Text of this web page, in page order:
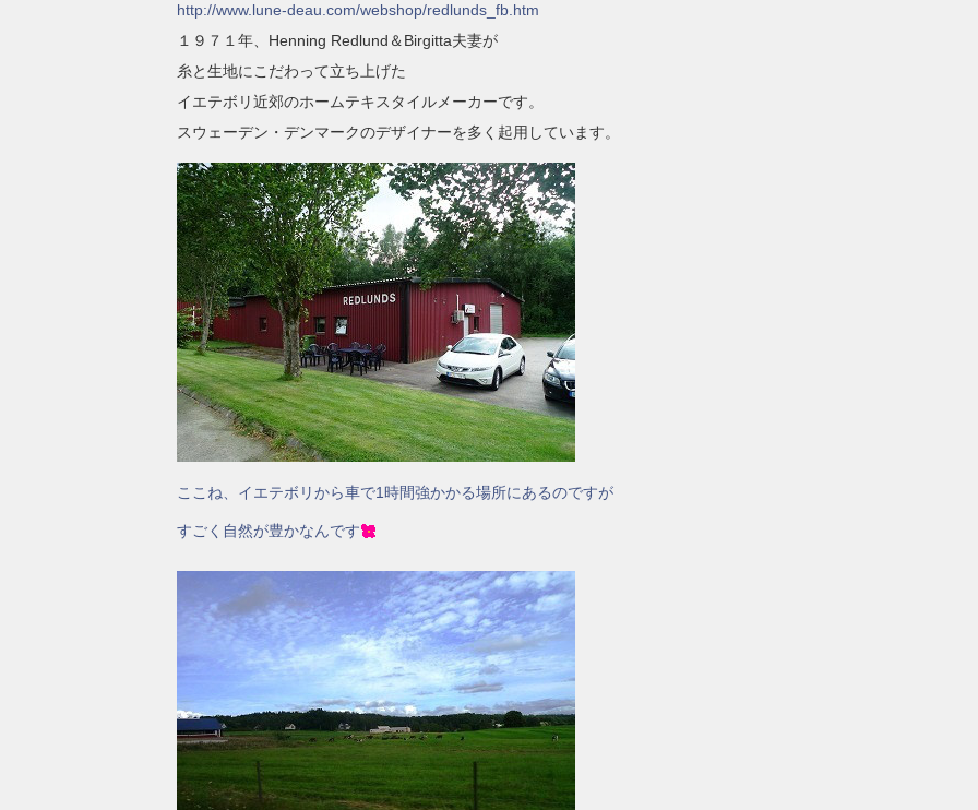
http://www.lune-deau.com/webshop/redlunds_fb.htm
１９７１年、Henning Redlund＆Birgitta夫妻が
糸と生地にこだわって立ち上げた
イエテボリ近郊のホームテキスタイルメーカーです。
スウェーデン・デンマークのデザイナーを多く起用しています。
ここね、イエテボリから車で1時間強かかる場所にあるのですが
すごく自然が豊かなんです